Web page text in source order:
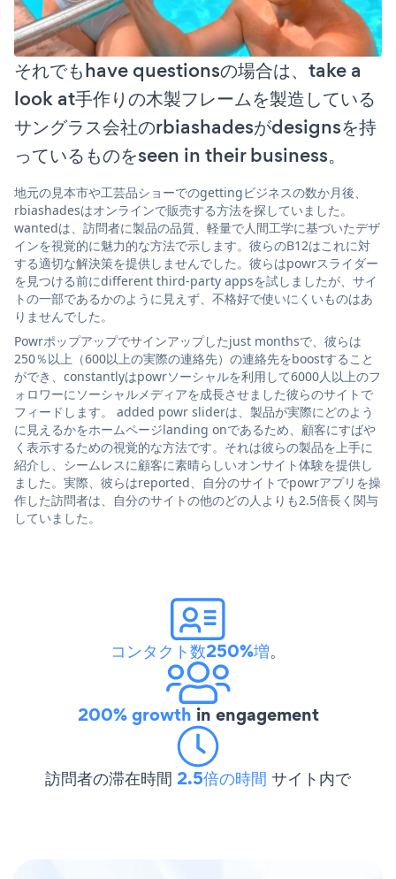
それでもhave questionsの場合は、take a
look at手作りの木製フレームを製造している
サングラス会社のrbiashadesがdesignsを持
っているものをseen in their business。
地元の見本市や工芸品ショーでのgettingビジネスの数か月後、
rbiashadesはオンラインで販売する方法を探していました。
wantedは、訪問者に製品の品質、軽量で人間工学に基づいたデザ
インを視覚的に魅力的な方法で示します。彼らのB12はこれに対
する適切な解決策を提供しませんでした。彼らはpowrスライダー
を見つける前にdifferent third-party appsを試しましたが、サイ
トの一部であるかのように見えず、不格好で使いにくいものはあ
りませんでした。
Powrポップアップでサインアップしたjust monthsで、彼らは
250％以上（600以上の実際の連絡先）の連絡先をboostすること
ができ、constantlyはpowrソーシャルを利用して6000人以上のフ
ォロワーにソーシャルメディアを成長させました彼らのサイトで
フィードします。 added powr sliderは、製品が実際にどのよう
に見えるかをホームページlanding onであるため、顧客にすばや
く表示するための視覚的な方法です。それは彼らの製品を上手に
紹介し、シームレスに顧客に素晴らしいオンサイト体験を提供し
ました。実際、彼らはreported、自分のサイトでpowrアプリを操
作した訪問者は、自分のサイトの他のどの人よりも2.5倍長く関与
していました。
コンタクト数250%増。
200% growth in engagement
訪問者の滞在時間 2.5倍の時間 サイト内で